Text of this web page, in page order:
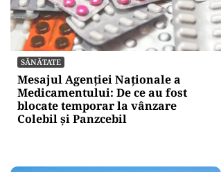
SĂNĂTATE
Mesajul Agenției Naționale a
Medicamentului: De ce au fost
blocate temporar la vânzare
Colebil și Panzcebil